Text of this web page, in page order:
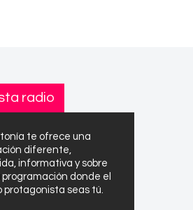
radio
te ofrece una
diferente,
informativa y sobre
programación donde el
protagonista seas tú.